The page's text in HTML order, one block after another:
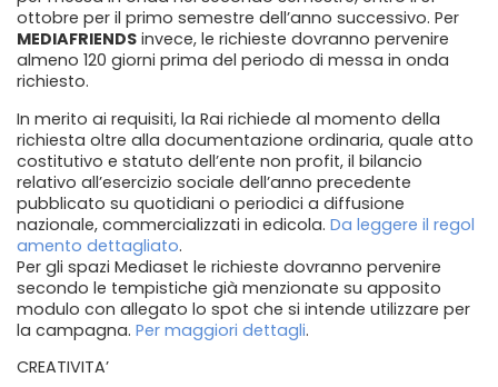
ottobre per il primo semestre dell’anno successivo. Per
MEDIAFRIENDS invece, le richieste dovranno pervenire
almeno 120 giorni prima del periodo di messa in onda
richiesto.
In merito ai requisiti, la Rai richiede al momento della
richiesta oltre alla documentazione ordinaria, quale atto
costitutivo e statuto dell’ente non profit, il bilancio
relativo all’esercizio sociale dell’anno precedente
pubblicato su quotidiani o periodici a diffusione
nazionale, commercializzati in edicola. Da leggere il regol
amento dettagliato.
Per gli spazi Mediaset le richieste dovranno pervenire
secondo le tempistiche già menzionate su apposito
modulo con allegato lo spot che si intende utilizzare per
la campagna. Per maggiori dettagli.
CREATIVITA’